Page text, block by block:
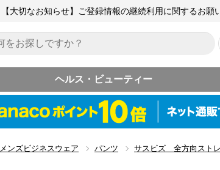
【大切なお知らせ】ご登録情報の継続利用に関するお願
ヘルス・ビューティー
メンズビジネスウェア パンツ サスビズ 全方向スト